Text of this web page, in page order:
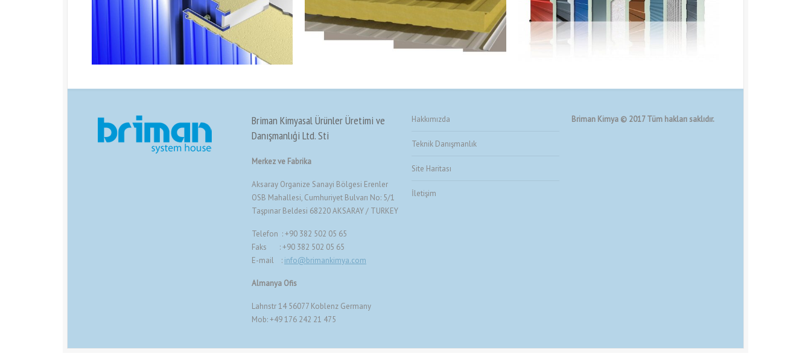
Briman Kimyasal Ürünler Üretimi ve
Danışmanlıģi Ltd. Sti
Merkez ve Fabrika
Aksaray Organize Sanayi Bölgesi Erenler
OSB Mahallesi, Cumhuriyet Bulvarı No: 5/1
Taşpınar Beldesi 68220 AKSARAY / TURKEY
Telefon : +90 382 502 05 65
Faks : +90 382 502 05 65
E-mail : info@brimankimya.com
Almanya Ofis
Lahnstr 14 56077 Koblenz Germany
Mob: +49 176 242 21 475
Hakkımızda
Teknik Danışmanlık
Site Haritası
İletişim
Briman Kimya © 2017 Tüm hakları saklıdır.